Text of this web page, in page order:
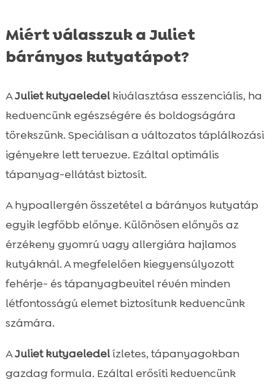
 Tippjeink kutyatáp választáshoz
FAQ
Miért válasszuk a Juliet
bárányos kutyatápot?
AJuliet kutyaeledelkiválasztása esszenciális, ha
kedvencünk egészségére és boldogságára
törekszünk. Speciálisan a változatos táplálkozási
igényekre lett tervezve. Ezáltal optimális
tápanyag-ellátást biztosít.
A hypoallergén összetétel a bárányos kutyatáp
egyik legfőbb előnye. Különösen előnyös az
érzékeny gyomrú vagy allergiára hajlamos
kutyáknál. A megfelelően kiegyensúlyozott
fehérje- és tápanyagbevitel révén minden
létfontosságú elemet biztosítunk kedvencünk
számára.
AJuliet kutyaeledelízletes, tápanyagokban
gazdag formula. Ezáltal erősíti kedvencünk